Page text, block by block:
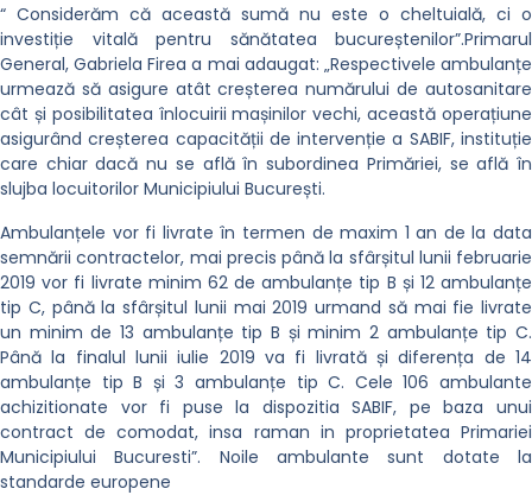
“ Considerăm că această sumă nu este o cheltuială, ci o
investiție vitală pentru sănătatea bucureștenilor”.Primarul
General, Gabriela Firea a mai adaugat: „Respectivele ambulanțe
urmează să asigure atât creșterea numărului de autosanitare
cât și posibilitatea înlocuirii mașinilor vechi, această operațiune
asigurând creșterea capacității de intervenție a SABIF, instituție
care chiar dacă nu se află în subordinea Primăriei, se află în
slujba locuitorilor Municipiului București.
Ambulanțele vor fi livrate în termen de maxim 1 an de la data
semnării contractelor, mai precis până la sfârșitul lunii februarie
2019 vor fi livrate minim 62 de ambulanțe tip B și 12 ambulanțe
tip C, până la sfârșitul lunii mai 2019 urmand să mai fie livrate
un minim de 13 ambulanțe tip B și minim 2 ambulanțe tip C.
Până la finalul lunii iulie 2019 va fi livrată și diferența de 14
ambulanțe tip B și 3 ambulanțe tip C. Cele 106 ambulante
achizitionate vor fi puse la dispozitia SABIF, pe baza unui
contract de comodat, insa raman in proprietatea Primariei
Municipiului Bucuresti”. Noile ambulante sunt dotate la
standarde europene